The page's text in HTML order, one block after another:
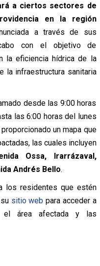
a ciertos sectores de
en la región
a través de sus
con el objetivo de
la eficiencia hídrica de la
la infraestructura sanitaria
desde las 9:00 horas
las 6:00 horas del lunes
un mapa que
las cuales incluyen
Ossa, Irarrázaval,
Andrés Bello.
los residentes que estén
sitio web para acceder a
el área afectada y las